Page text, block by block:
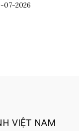
07-2026
VIỆT NAM